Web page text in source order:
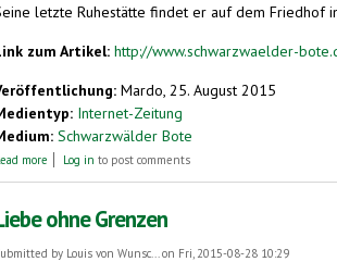
letzte Ruhestätte findet er auf dem Friedhof
zum Artikel: http://www.schwarzwaelder-
Mardo, 25. August 2015
Internet-Zeitung
Schwarzwälder Bote
more about Zauberkünstler Trixini hat die irdische Bühne
Log in to post comments
ohne Grenzen
by Louis von Wunsc...on Fri, 2015-08-28 10:29